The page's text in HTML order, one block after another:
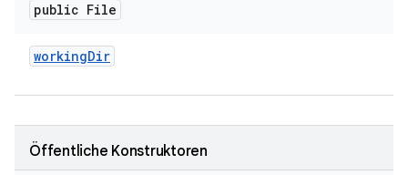
public File
workingDir
Öffentliche Konstruktoren